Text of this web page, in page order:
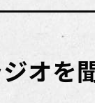
オを